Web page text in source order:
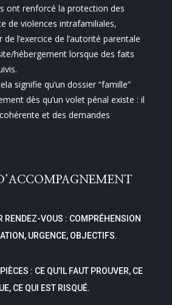
ont renforcé la protection des
de violences intrafamiliales,
l’exercice de l’autorité parentale
hébergement lorsque des faits
signifie qu’un dossier “famille”
dès qu’un volet pénal existe : il
et des demandes
RENDEZ-VOUS : COMPRÉHENSION
URGENCE, OBJECTIFS.
: CE QU’IL FAUT PROUVER, CE
CE QUI EST RISQUÉ.